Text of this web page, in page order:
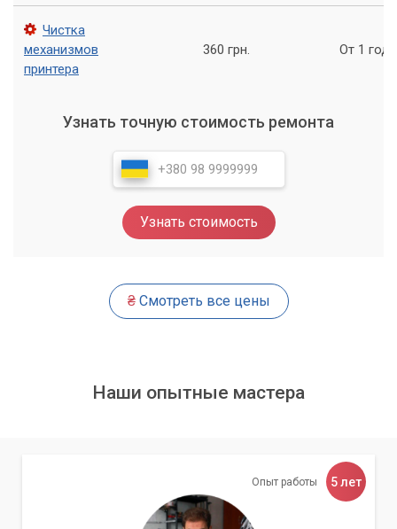
которое поможет вам быстро вернуться к работе.
Не стоит терять время и деньги на неквалифицированный
ремонт - обратитесь к нам, и мы сделаем все возможное,
Чистка
механизмов
принтера
360 грн. От 1 года
Узнать точную стоимость ремонта
Узнать стоимость
₴Смотреть все цены
Наши опытные мастера
Опыт работы 5 лет